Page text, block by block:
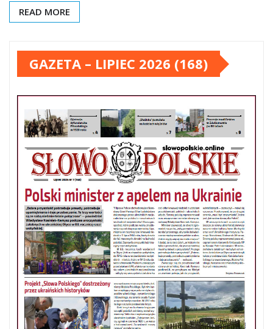
READ MORE
GAZETA – LIPIEC 2026 (168)